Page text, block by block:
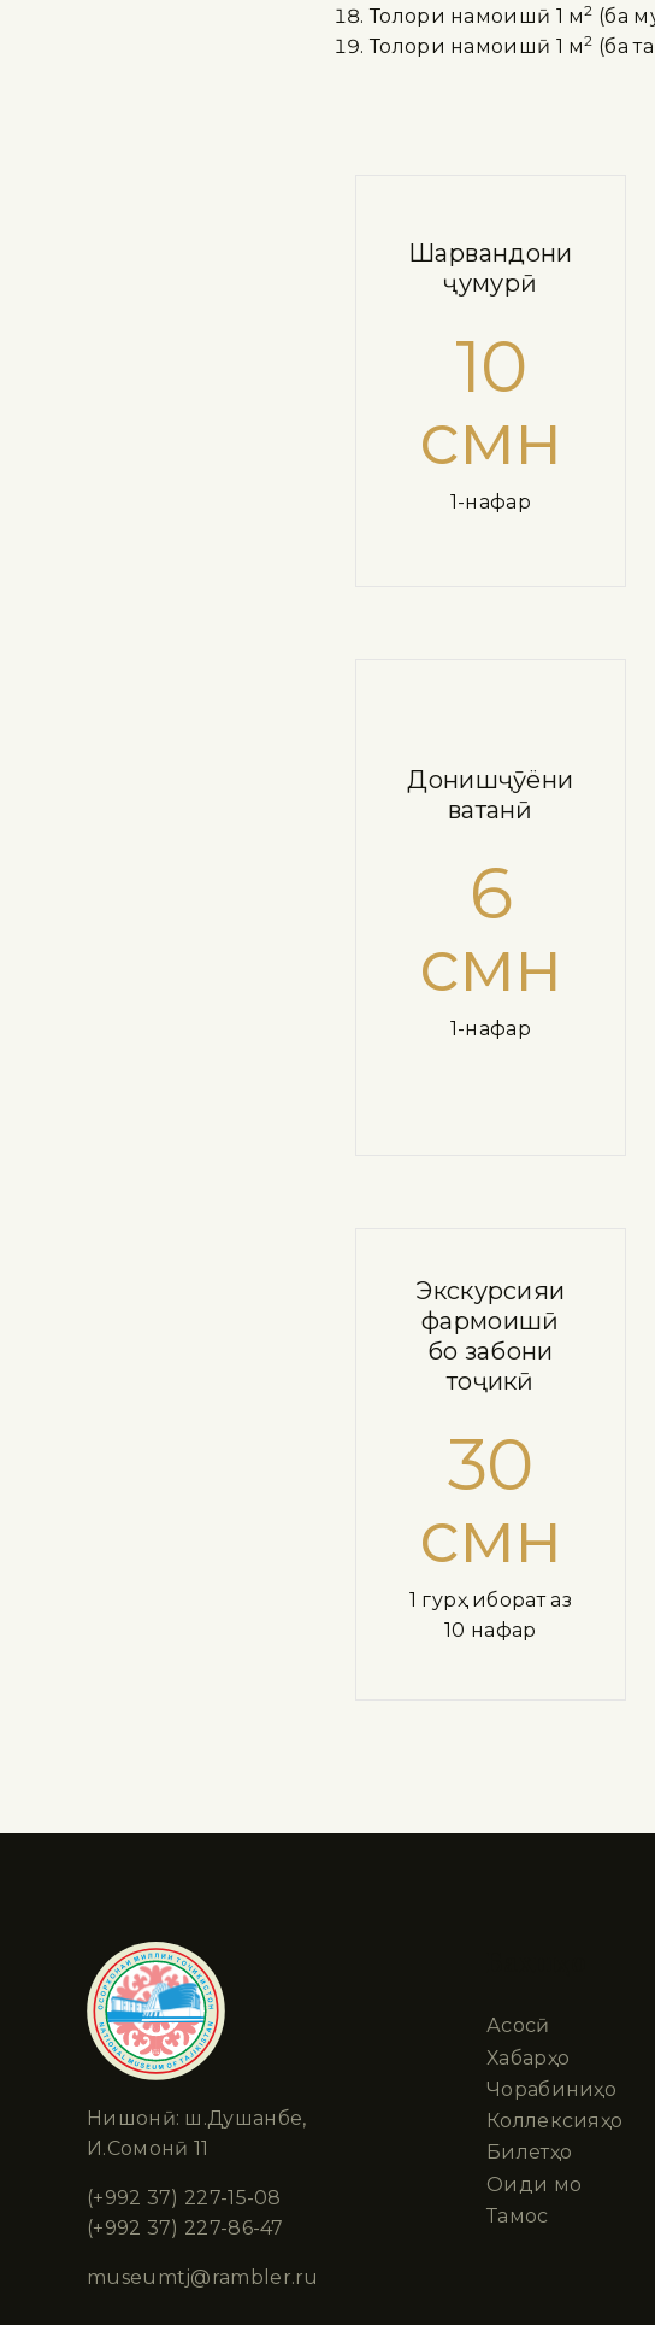
Толори намоишӣ 1 м2 (ба
Толори намоишӣ 1 м2 (ба
Шаҳрвандони
ҷумҳурӣ
10
смн
1-нафар
Донишҷӯёни
ватанӣ
6
смн
1-нафар
Экскурсияи
фармоишӣ
бо забони
тоҷикӣ
30
смн
1 гурӯҳ иборат аз
10 нафар
Нишонӣ: ш.Душанбе,
И.Сомонӣ 11
(+992 37) 227-15-08
(+992 37) 227-86-47
museumtj@rambler.ru
Асосӣ
Хабарҳо
Чорабиниҳо
Коллексияҳо
Билетҳо
Оиди мо
Тамос